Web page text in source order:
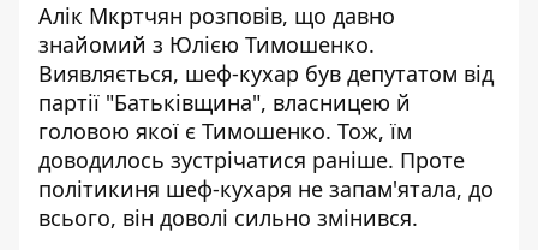
Алік Мкртчян розповів, що давно
знайомий з Юлією Тимошенко.
Виявляється, шеф-кухар був депутатом від
партії "Батьківщина", власницею й
головою якої є Тимошенко. Тож, їм
доводилось зустрічатися раніше. Проте
політикиня шеф-кухаря не запам'ятала, до
всього, він доволі сильно змінився.